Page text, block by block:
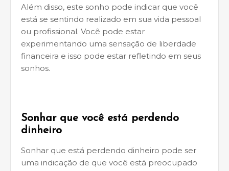
Além disso, este sonho pode indicar que você
está se sentindo realizado em sua vida pessoal
ou profissional. Você pode estar
experimentando uma sensação de liberdade
financeira e isso pode estar refletindo em seus
sonhos.
Sonhar que você está perdendo
dinheiro
Sonhar que está perdendo dinheiro pode ser
uma indicação de que você está preocupado